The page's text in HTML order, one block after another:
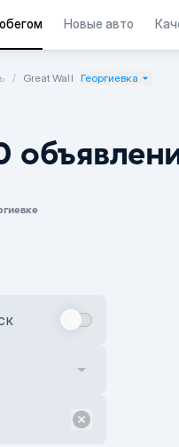
Новые авто
Great Wall Георгиевка